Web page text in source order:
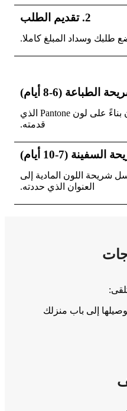
2. تقديم الطلب
طلبك وسداد المبلغ كاملا.
سيتم طباعة شريحة اللون بناءً على لون Pantone الذي
قدمته.
اللون المادية إلى
العنوان الذي حددته.